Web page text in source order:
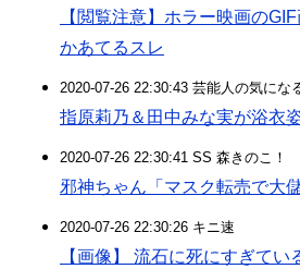
【閲覧注意】ホラー映画の
かあてるスレ
2020-07-26 22:30:43 芸能人の気にな
指原莉乃＆田中みな実が浴衣
2020-07-26 22:30:41 SS 森きのこ！
邪神ちゃん「マスク転売で大
2020-07-26 22:30:26 キニ速
【画像】 流石に死にすぎて